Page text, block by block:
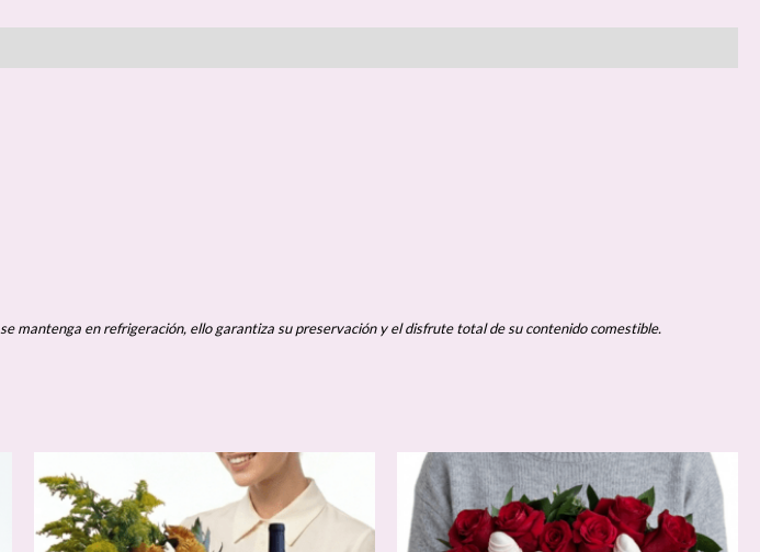
se mantenga en refrigeración, ello garantiza su preservación y el disfrute total de su contenido comestible.